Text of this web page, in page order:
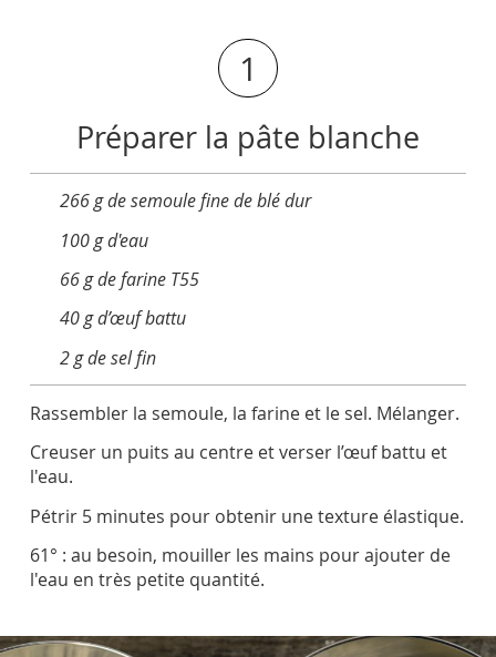
1
Préparer la pâte blanche
266 g de semoule fine de blé dur
100 g d'eau
66 g de farine T55
40 g d’œuf battu
2 g de sel fin
Rassembler la semoule, la farine et le sel. Mélanger.
Creuser un puits au centre et verser l’œuf battu et
l'eau.
Pétrir 5 minutes pour obtenir une texture élastique.
61° : au besoin, mouiller les mains pour ajouter de
l'eau en très petite quantité.